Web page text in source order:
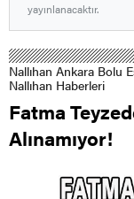
yayınlanacaktır.
Nallıhan Ankara Bolu
Nallıhan Haberleri
Fatma
Alınamıyor!